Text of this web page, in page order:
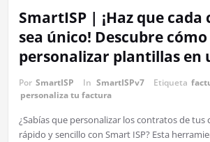
SmartISP | ¡Haz que
sea único! Descubre cómo
personalizar plantillas en
Por SmartISP In SmartISPv7 Etiqueta
personaliza tu factura
¿Sabías que personalizar los contratos de tus
rápido y sencillo con Smart ISP? Esta